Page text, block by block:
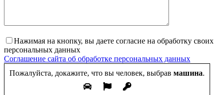
Нажимая на кнопку, вы даете согласие на обработку своих
персональных данных
Соглашение сайта об обработке персональных данных
Пожалуйста, докажите, что вы человек, выбрав машина.